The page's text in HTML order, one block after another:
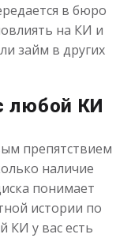
в бюро
на КИ и
займ в других
любой КИ
препятствием
наличие
понимает
истории по
КИ у вас есть